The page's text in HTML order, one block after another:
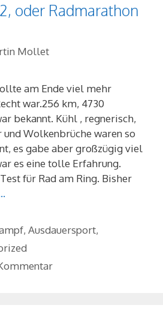
oder Radmarathon
Mollet
am Ende viel mehr
war.256 km, 4730
bekannt. Kühl , regnerisch,
Wolkenbrüche waren so
es gabe aber großzügig viel
es eine tolle Erfahrung.
für Rad am Ring. Bisher
,Ausdauersport,